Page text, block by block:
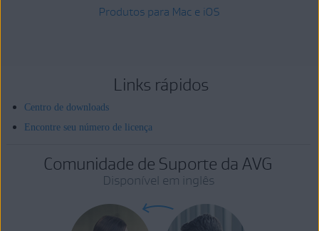
Produtos para Mac e iOS
Links rápidos
Centro de downloads
Encontre seu número de licença
Comunidade de Suporte da AVG
Disponível em inglês